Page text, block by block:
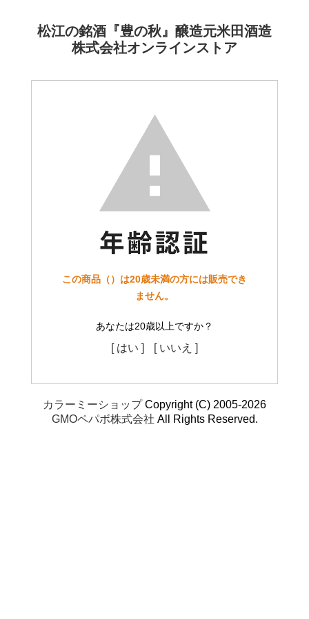
松江の銘酒『豊の秋』醸造元米田酒造
株式会社オンラインストア
この商品（）は20歳未満の方には販売でき
ません。
あなたは20歳以上ですか？
[ はい ] [ いいえ ]
カラーミーショップCopyright (C) 2005-2026
GMOペパボ株式会社 All Rights Reserved.